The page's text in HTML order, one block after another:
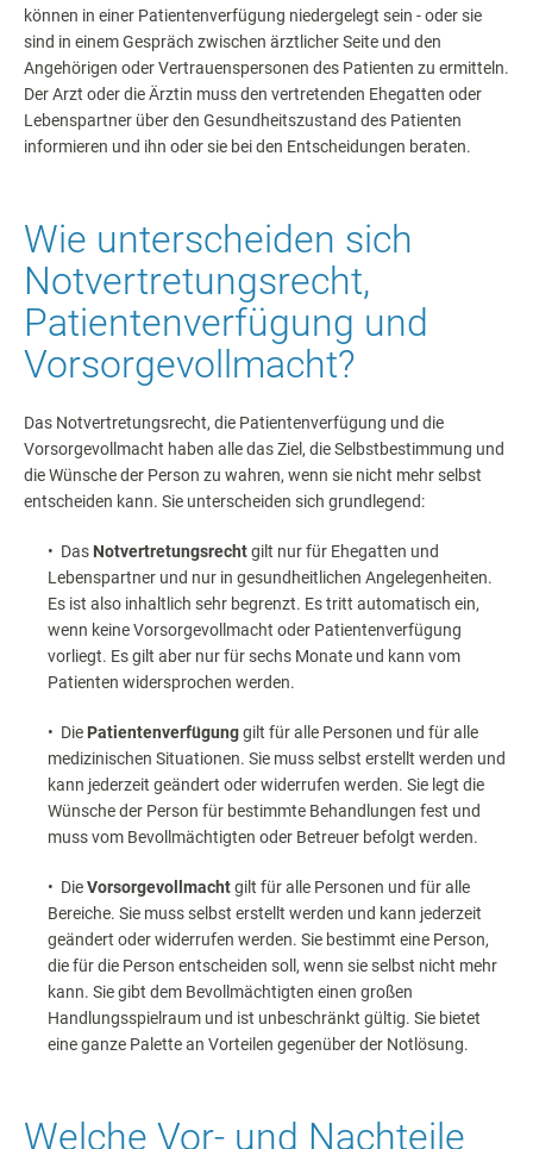
können in einer Patientenverfügung niedergelegt sein - oder sie
sind in einem Gespräch zwischen ärztlicher Seite und den
Angehörigen oder Vertrauenspersonen des Patienten zu ermitteln.
Der Arzt oder die Ärztin muss den vertretenden Ehegatten oder
Lebenspartner über den Gesundheitszustand des Patienten
informieren und ihn oder sie bei den Entscheidungen beraten.
Wie unterscheiden sich
Notvertretungsrecht,
Patientenverfügung und
Vorsorgevollmacht?
Das Notvertretungsrecht, die Patientenverfügung und die
Vorsorgevollmacht haben alle das Ziel, die Selbstbestimmung und
die Wünsche der Person zu wahren, wenn sie nicht mehr selbst
entscheiden kann. Sie unterscheiden sich grundlegend:
• Das Notvertretungsrechtgilt nur für Ehegatten und
Lebenspartner und nur in gesundheitlichen Angelegenheiten.
Es ist also inhaltlich sehr begrenzt. Es tritt automatisch ein,
wenn keine Vorsorgevollmacht oder Patientenverfügung
vorliegt. Es gilt aber nur für sechs Monate und kann vom
Patienten widersprochen werden.
• Die Patientenverfügunggilt für alle Personen und für alle
medizinischen Situationen. Sie muss selbst erstellt werden und
kann jederzeit geändert oder widerrufen werden. Sie legt die
Wünsche der Person für bestimmte Behandlungen fest und
muss vom Bevollmächtigten oder Betreuer befolgt werden.
• DieVorsorgevollmachtgilt für alle Personen und für alle
Bereiche. Sie muss selbst erstellt werden und kann jederzeit
geändert oder widerrufen werden. Sie bestimmt eine Person,
die für die Person entscheiden soll, wenn sie selbst nicht mehr
kann. Sie gibt dem Bevollmächtigten einen großen
Handlungsspielraum und ist unbeschränkt gültig. Sie bietet
eine ganze Palette an Vorteilen gegenüber der Notlösung.
Welche Vor- und Nachteile